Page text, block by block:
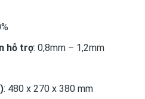
hỗ trợ: 0,8mm – 1,2mm
: 480 x 270 x 380 mm